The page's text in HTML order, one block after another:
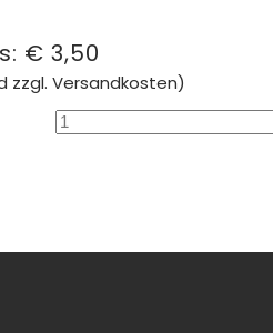
€ 3,50
zzgl. Versandkosten)